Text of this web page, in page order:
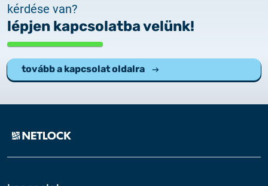
kérdése van?
lépjen kapcsolatba velünk!
tovább a kapcsolat oldalra